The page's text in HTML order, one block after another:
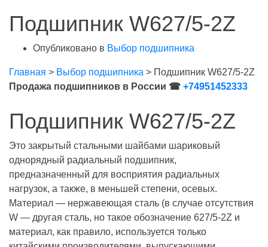
Подшипник W627/5-2Z
Опубликовано в Выбор подшипника
Главная > Выбор подшипника > Подшипник W627/5-2Z
Продажа подшипников в России ☎ +74951452333
Подшипник W627/5-2Z
Это закрытый стальными шайбами шариковый
однорядный радиальный подшипник,
предназначенный для восприятия радиальных
нагрузок, а также, в меньшей степени, осевых.
Материал — нержавеющая сталь (в случае отсутствия
W — другая сталь, но такое обозначение 627/5-2Z и
материал, как правило, используется только